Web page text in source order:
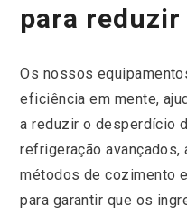
para
Os nossos
eficiência em mente,
a reduzir o desperdício
refrigeração avançados,
métodos de cozimento
para garantir que os